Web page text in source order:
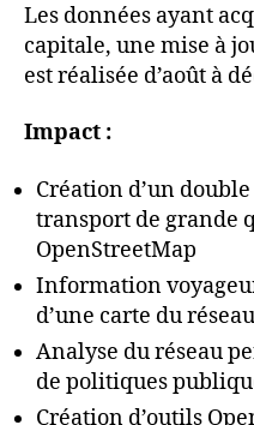
Les données ayant
capitale, une mise à
est réalisée d’août à
Impact :
Création d’un
transport de grande
OpenStreetMap
Information
d’une carte du
Analyse du réseau
de politiques
Création d’outils